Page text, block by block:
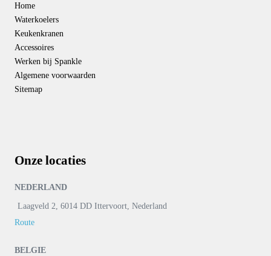
Home
Waterkoelers
Keukenkranen
Accessoires
Werken bij Spankle
Algemene voorwaarden
Sitemap
Onze locaties
NEDERLAND
Laagveld 2, 6014 DD Ittervoort, Nederland
Route
BELGIE